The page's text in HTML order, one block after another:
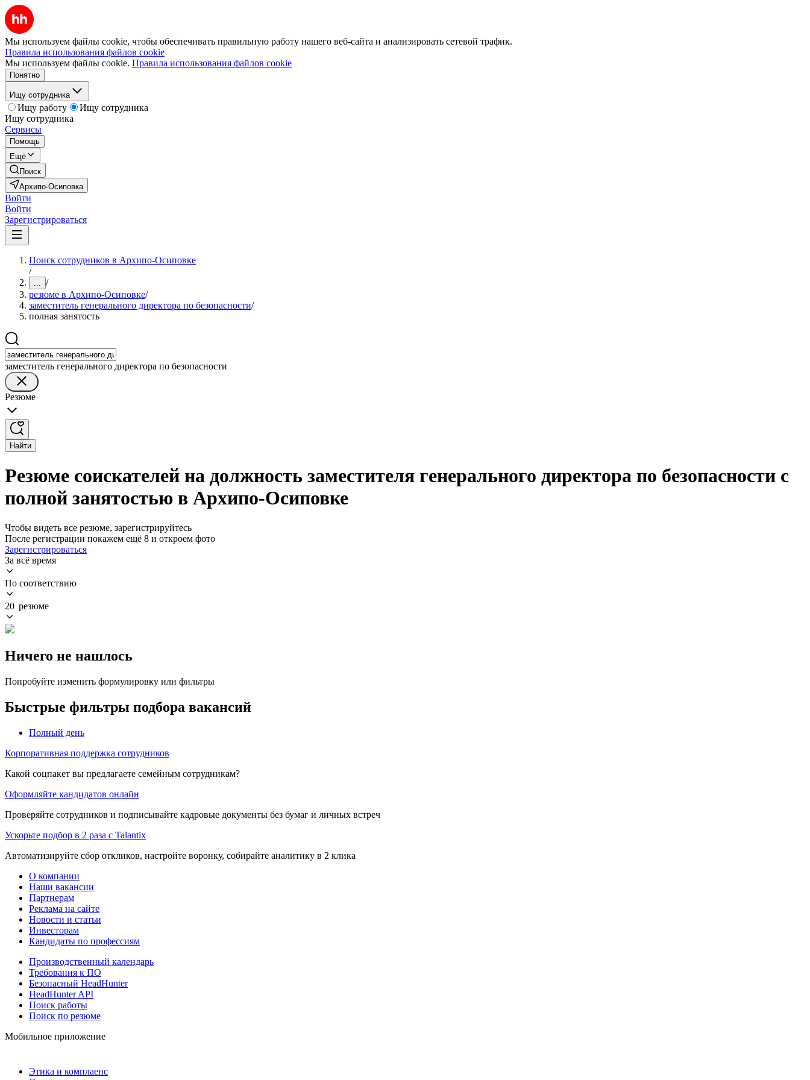
Мы используем файлы cookie, чтобы обеспечивать правильную работу нашего веб-сайта и анализировать сетевой трафик.
Правила использования файлов cookie
Мы используем файлы cookie. Правила использования файлов cookie
Понятно
Ищу сотрудника
Ищу работу
Ищу сотрудника
Ищу сотрудника
Сервисы
Помощь
Ещё
Поиск
Архипо-Осиповка
Войти
Войти
Зарегистрироваться
Поиск сотрудников в Архипо-Осиповке
/
... /
резюме в Архипо-Осиповке/
заместитель генерального директора по безопасности/
полная занятость
заместитель генерального директора по безопасности
Резюме
Найти
Резюме соискателей на должность заместителя генерального директора по безопасности с
полной занятостью в Архипо-Осиповке
Чтобы видеть все резюме, зарегистрируйтесь
После регистрации покажем ещё 8 и откроем фото
Зарегистрироваться
За всё время
По соответствию
20 резюме
Ничего не нашлось
Попробуйте изменить формулировку или фильтры
Быстрые фильтры подбора вакансий
Полный день
Корпоративная поддержка сотрудников
Какой соцпакет вы предлагаете семейным сотрудникам?
Оформляйте кандидатов онлайн
Проверяйте сотрудников и подписывайте кадровые документы без бумаг и личных встреч
Ускорьте подбор в 2 раза с Talantix
Автоматизируйте сбор откликов, настройте воронку, собирайте аналитику в 2 клика
О компании
Наши вакансии
Партнерам
Реклама на сайте
Новости и статьи
Инвесторам
Кандидаты по профессиям
Производственный календарь
Требования к ПО
Безопасный HeadHunter
HeadHunter API
Поиск работы
Поиск по резюме
Мобильное приложение
Этика и комплаенс